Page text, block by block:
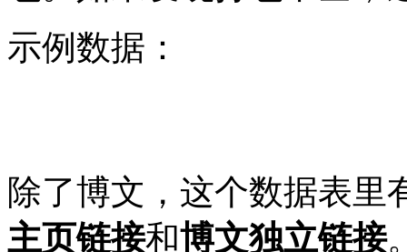
示例数据：
除了博文，这个数据表里
主页链接和博文独立链接